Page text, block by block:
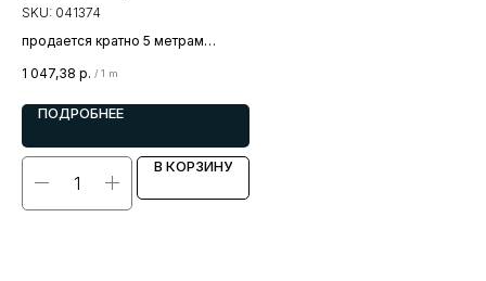
SKU: 041374
продается кратно 5 метрам
1 047,38 р. / 1 m
ПОДРОБНЕЕ
В КОРЗИНУ